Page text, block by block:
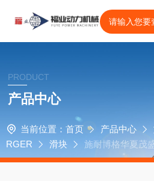
PRODUCT
产品中心
当前位置： 首页 产品中心
RGER
滑块
施耐博格华夏茂
JG1-V1轴承导轨